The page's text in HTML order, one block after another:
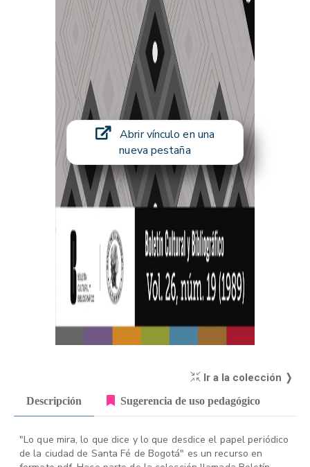
Abrir vínculo en una
nueva pestaña
Ir a la colección ❭
Descripción Sugerencia de uso pedagógico
"Lo que mira, lo que dice y lo que desdice el papel periódico
de la ciudad de Santa Fé de Bogotá" es un recurso en